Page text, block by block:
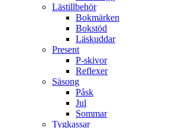
Lästillbehör
Bokmärken
Bokstöd
Läskuddar
Present
P-skivor
Reflexer
Säsong
Påsk
Jul
Sommar
Tygkassar